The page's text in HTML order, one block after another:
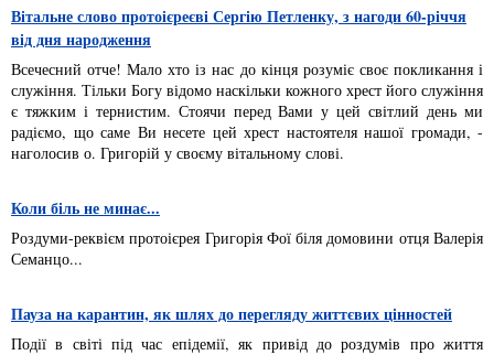
Вітальне слово протоієреєві Сергію Петленку, з нагоди 60-річчя
від дня народження
Всечесний отче! Мало хто із нас до кінця розуміє своє покликання і
служіння. Тільки Богу відомо наскільки кожного хрест його служіння
є тяжким і тернистим. Стоячи перед Вами у цей світлий день ми
радіємо, що саме Ви несете цей хрест настоятеля нашої громади, -
наголосив о. Григорій у своєму вітальному слові.
Коли біль не минає...
Роздуми-реквієм протоієрея Григорія Фої біля домовини отця Валерія
Семанцо...
Пауза на карантин, як шлях до перегляду життєвих цінностей
Події в світі під час епідемії, як привід до роздумів про життя